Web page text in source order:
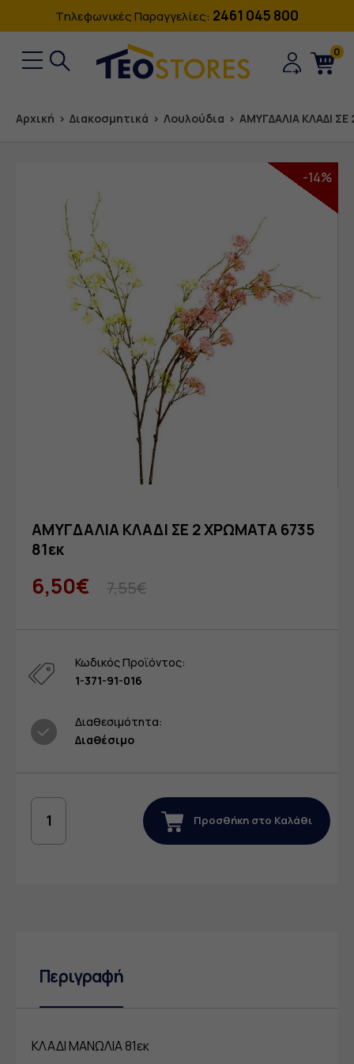
Tηλεφωνικές Παραγγελίες: 2461 045 800
0
Αρχική › Διακοσμητικά › Λουλούδια › ΑΜΥΓΔΑΛΙΑ ΚΛΑΔΙ
-14%
ΑΜΥΓΔΑΛΙΑ ΚΛΑΔΙ ΣΕ 2 ΧΡΩΜΑΤΑ 6735
81εκ
6,50€ 7,55€
Κωδικός Προϊόντος:
1-371-91-016
Διαθεσιμότητα:
Διαθέσιμο
Προσθήκη στο Καλάθι
Περιγραφή
ΚΛΑΔΙ ΜΑΝΩΛΙΑ 81εκ